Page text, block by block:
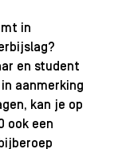
in
en student
aanmerking
kan je op
ook een